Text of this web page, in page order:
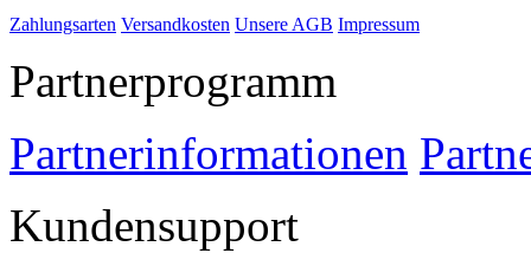
Zahlungsarten Versandkosten Unsere AGB Impressum
Partnerprogramm
Partnerinformationen
Kundensupport